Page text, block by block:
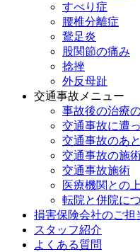
すべり症
腰椎分離症
鵞足炎
股関節の痛み
捻挫
外反母趾
交通事故メニュー
事故後の治療
交通事故に遭
交通事故のあ
交通事故の施
交通事故施術
医療機関との
転院と併院に
損害保険会社のご担
スタッフ紹介
よくある質問